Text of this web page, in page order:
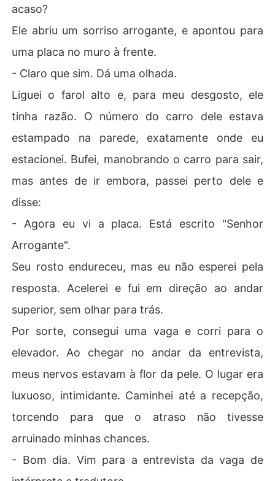
acaso?
Ele abriu um sorriso arrogante, e apontou para
uma placa no muro à frente.
- Claro que sim. Dá uma olhada.
Liguei o farol alto e, para meu desgosto, ele
tinha razão. O número do carro dele estava
estampado na parede, exatamente onde eu
estacionei. Bufei, manobrando o carro para sair,
mas antes de ir embora, passei perto dele e
disse:
- Agora eu vi a placa. Está escrito "Senhor
Arrogante".
Seu rosto endureceu, mas eu não esperei pela
resposta. Acelerei e fui em direção ao andar
superior, sem olhar para trás.
Por sorte, consegui uma vaga e corri para o
elevador. Ao chegar no andar da entrevista,
meus nervos estavam à flor da pele. O lugar era
luxuoso, intimidante. Caminhei até a recepção,
torcendo para que o atraso não tivesse
arruinado minhas chances.
- Bom dia. Vim para a entrevista da vaga de